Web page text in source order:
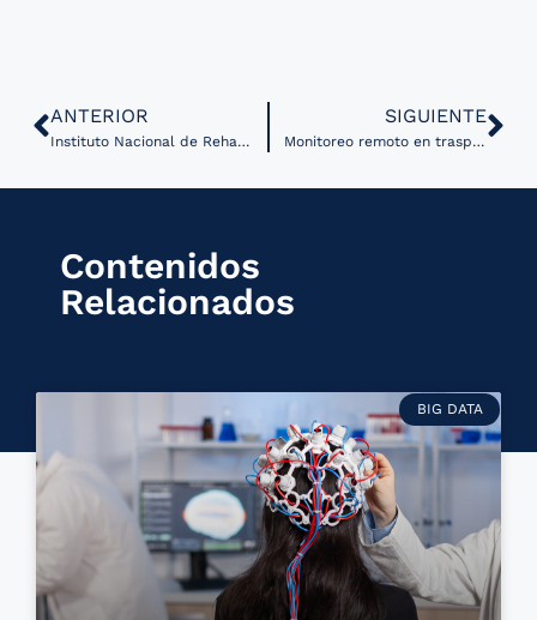
ANTERIOR
Instituto Nacional de Rehabilitación en Perú impulsa coordinación para fortalecer servicios de telesalud en rehabilitación
SIGUIENTE
Monitoreo remoto en trasplante de pulmón detecta deterioro clínico antes de la hospitalización
Contenidos
Relacionados
BIG DATA